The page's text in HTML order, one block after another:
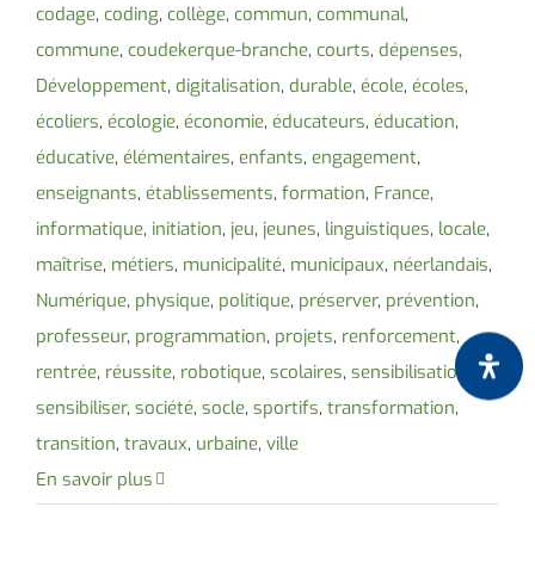
codage, coding, collège, commun, communal,
commune, coudekerque-branche, courts, dépenses,
Développement, digitalisation, durable, école, écoles,
écoliers, écologie, économie, éducateurs, éducation,
éducative, élémentaires, enfants, engagement,
enseignants, établissements, formation, France,
informatique, initiation, jeu, jeunes, linguistiques, locale,
maîtrise, métiers, municipalité, municipaux, néerlandais,
Numérique, physique, politique, préserver, prévention,
professeur, programmation, projets, renforcement,
rentrée, réussite, robotique, scolaires, sensibilisation
sensibiliser, société, socle, sportifs, transformation,
transition, travaux, urbaine, ville
En savoir plus